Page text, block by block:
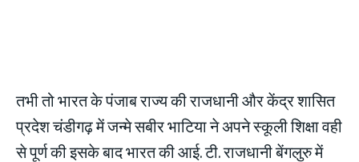
तभी तो भारत के पंजाब राज्य की राजधानी और केंद्र शासित
प्रदेश चंडीगढ़ में जन्मे सबीर भाटिया ने अपने स्कूली शिक्षा वही
से पूर्ण की इसके बाद भारत की आई. टी. राजधानी बेंगलुरु में